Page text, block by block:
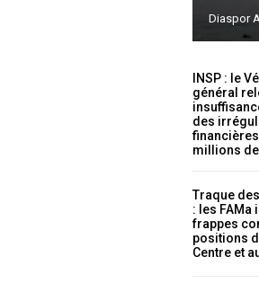
Diaspor
INSP : le
général
des
millions de
Traque
: les FAMa
frappes
positions
Centre et